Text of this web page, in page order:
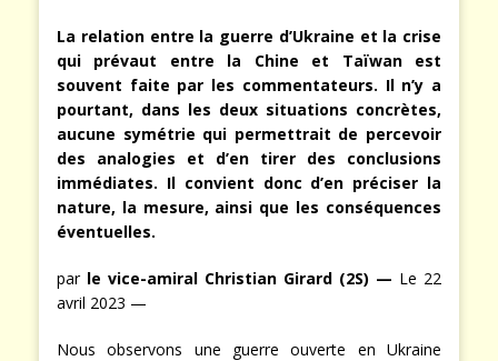
La relation entre la guerre d’Ukraine et la crise
qui prévaut entre la Chine et Taïwan est
souvent faite par les commentateurs. Il n’y a
pourtant, dans les deux situations concrètes,
aucune symétrie qui permettrait de percevoir
des analogies et d’en tirer des conclusions
immédiates. Il convient donc d’en préciser la
nature, la mesure, ainsi que les conséquences
éventuelles.
par le vice-amiral Christian Girard (2S) — Le 22
avril 2023 —
Nous observons une guerre ouverte en Ukraine